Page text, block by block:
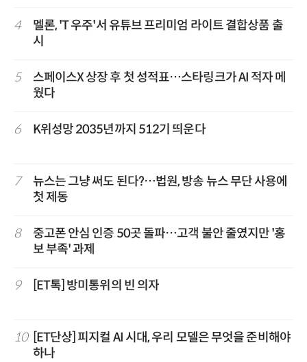
4
멜론, 'T 우주'서 유튜브 프리미엄 라이트 결합상품 출
시
5
스페이스X 상장 후 첫 성적표…스타링크가 AI 적자 메
웠다
6 K위성망 2035년까지 512기 띄운다
7
뉴스는 그냥 써도 된다?…법원, 방송 뉴스 무단 사용에
첫 제동
8
중고폰 안심 인증 50곳 돌파…고객 불안 줄였지만 '홍
보 부족' 과제
9 [ET톡] 방미통위의 빈 의자
10
[ET단상] 피지컬 AI 시대, 우리 모델은 무엇을 준비해야
하나